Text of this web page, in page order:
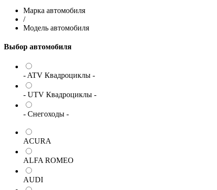
Марка автомобиля
/
Модель автомобиля
Выбор автомобиля
- ATV Квадроциклы -
- UTV Квадроциклы -
- Снегоходы -
ACURA
ALFA ROMEO
AUDI